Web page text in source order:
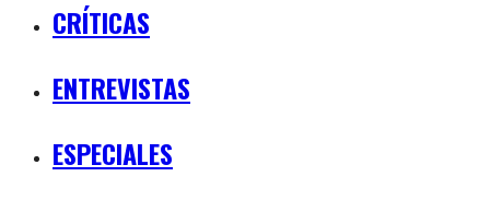
CRÍTICAS
ENTREVISTAS
ESPECIALES